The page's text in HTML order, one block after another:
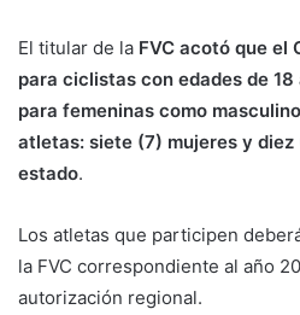
El titular de la FVC acotó que el
para ciclistas con edades de
para femeninas como
atletas: siete (7) mujeres y diez
estado.
Los atletas que participen
la FVC correspondiente al año
autorización regional.